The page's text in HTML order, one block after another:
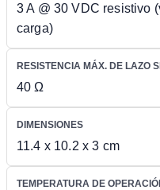
3 A @ 30 VDC resistivo
carga)
RESISTENCIA MÁX. DE LAZO
40 Ω
DIMENSIONES
11.4 x 10.2 x 3 cm
TEMPERATURA DE